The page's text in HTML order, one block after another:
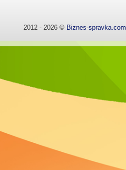
2012 - 2026 © Biznes-spravka.com